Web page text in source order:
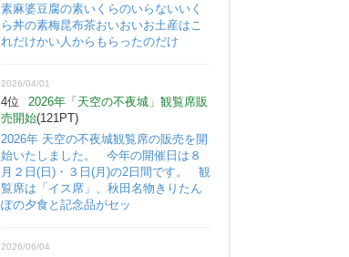
素麻婆豆腐の素いくらのいらないいく
ら丼の素梅昆布茶おいおいお土産はこ
れだけかい人からもらったのだけ
2026/04/01
4位
2026年「天空の不夜城」観覧席販
売開始(121PT)
2026年 天空の不夜城観覧席の販売を開
始いたしました。 今年の開催日は８
月２日(日)・３日(月)の2日間です。 観
覧席は「イス席」、秋田名物きりたん
ぽの夕食と記念品がセッ
2026/06/04